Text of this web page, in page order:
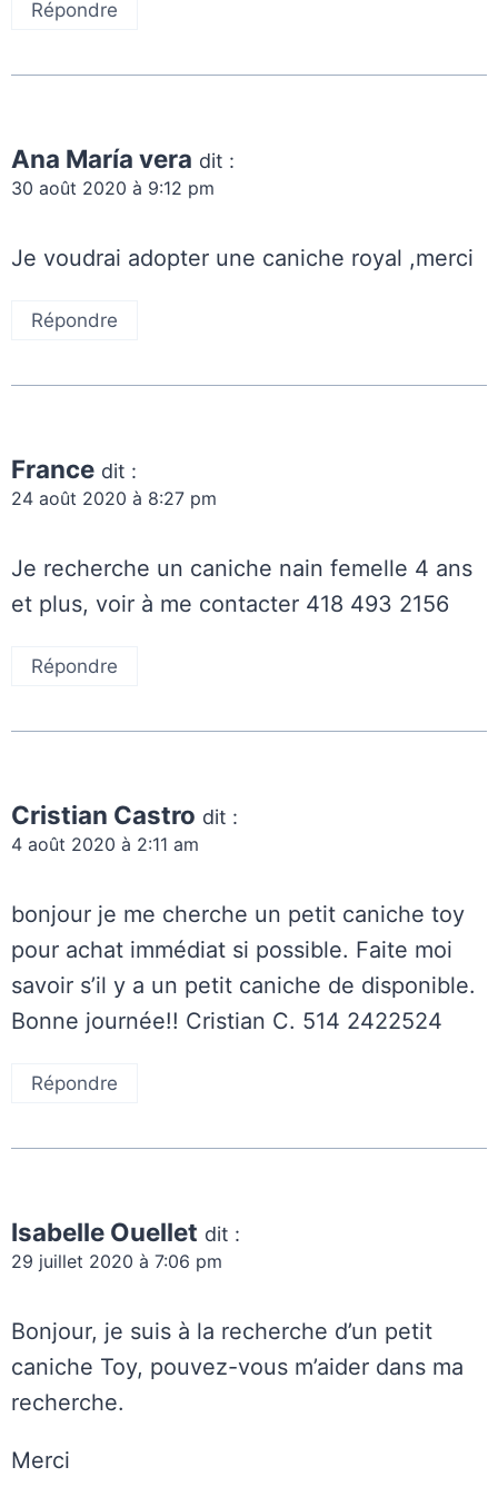
Répondre
Ana María vera dit :
30 août 2020 à 9:12 pm
Je voudrai adopter une caniche royal ,merci
Répondre
France dit :
24 août 2020 à 8:27 pm
Je recherche un caniche nain femelle 4 ans
et plus, voir à me contacter 418 493 2156
Répondre
Cristian Castro dit :
4 août 2020 à 2:11 am
bonjour je me cherche un petit caniche toy
pour achat immédiat si possible. Faite moi
savoir s’il y a un petit caniche de disponible.
Bonne journée!! Cristian C. 514 2422524
Répondre
Isabelle Ouellet dit :
29 juillet 2020 à 7:06 pm
Bonjour, je suis à la recherche d’un petit
caniche Toy, pouvez-vous m’aider dans ma
recherche.
Merci